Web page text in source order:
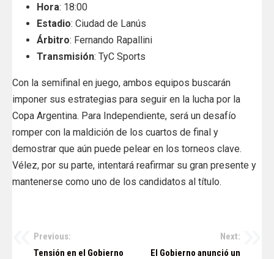
Hora: 18:00
Estadio: Ciudad de Lanús
Árbitro: Fernando Rapallini
Transmisión: TyC Sports
Con la semifinal en juego, ambos equipos buscarán
imponer sus estrategias para seguir en la lucha por la
Copa Argentina. Para Independiente, será un desafío
romper con la maldición de los cuartos de final y
demostrar que aún puede pelear en los torneos clave.
Vélez, por su parte, intentará reafirmar su gran presente y
mantenerse como uno de los candidatos al título.
Navegación
Previous:
Tensión en el Gobierno
Next:
El Gobierno anunció un